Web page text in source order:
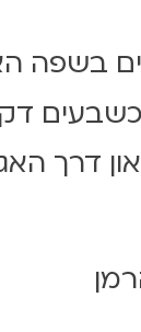
בשפה
דרך